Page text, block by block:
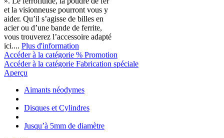
et la visionneuse pourront vous y
aider. Qu’il s’agisse de billes en
acier ou d’une bande de ferrite,
vous trouverez l’accessoire adapté
ici.... Plus d'information
Accéder à la catégorie % Promotion
Accéder à la catégorie Fabrication spéciale
Aperçu
Aimants néodymes
Disques et Cylindres
Jusqu’à 5mm de diamètre